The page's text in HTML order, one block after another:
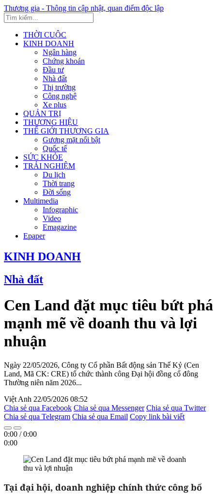
Thương gia - Thông tin cập nhật, quan điểm độc lập
THỜI CUỘC
KINH DOANH
Ngân hàng
Chứng khoán
Đầu tư
Nhà đất
Thị trường
Công nghệ
Xe plus
QUẢN TRỊ
THƯƠNG HIỆU
THẾ GIỚI THƯƠNG GIA
Gương mặt nổi bật
Quốc tế
SỨC KHỎE
TRẢI NGHIỆM
Du lịch
Thời trang
Đời sống
Multimedia
Infographic
Video
Emagazine
Epaper
KINH DOANH
Nhà đất
Cen Land đặt mục tiêu bứt phá
mạnh mẽ về doanh thu và lợi
nhuận
Ngày 22/05/2026, Công ty Cổ phần Bất động sản Thế Kỷ (Cen
Land, Mã CK: CRE) tổ chức thành công Đại hội đồng cổ đông
Thường niên năm 2026...
Việt Anh 22/05/2026 08:52
Chia sẻ qua Facebook Chia sẻ qua Messenger Chia sẻ qua Twitter
Chia sẻ qua Telegram Chia sẻ qua Email Copy link bài viết
0:00 /0:00
0:00
Tại đại hội, doanh nghiệp chính thức công bố